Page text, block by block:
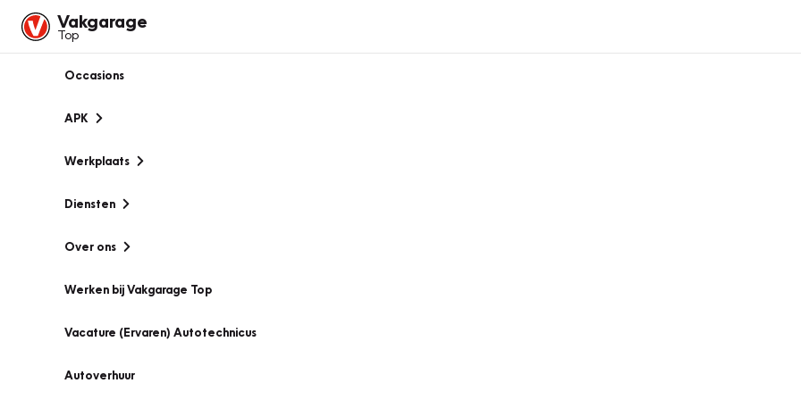
Vakgarage
Top
Occasions
APK
Werkplaats
Diensten
Over ons
Werken bij Vakgarage Top
Vacature (Ervaren) Autotechnicus
Autoverhuur